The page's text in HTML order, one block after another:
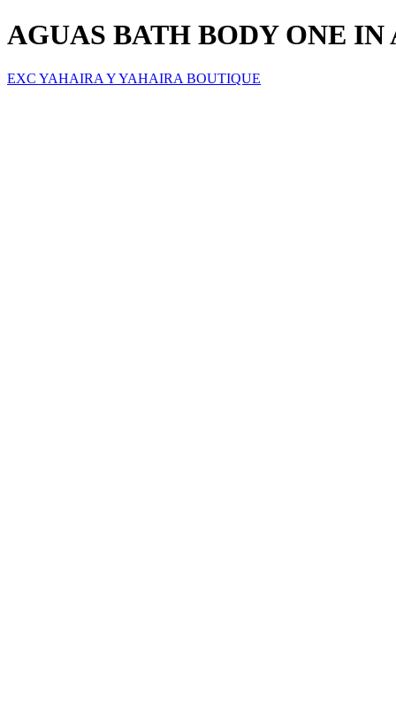
AGUAS BATH BODY ONE
EXC YAHAIRA Y YAHAIRA BOUTIQUE